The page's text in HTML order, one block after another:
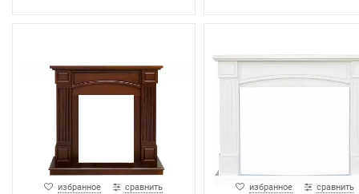
избранное сравнить избранное сравнить